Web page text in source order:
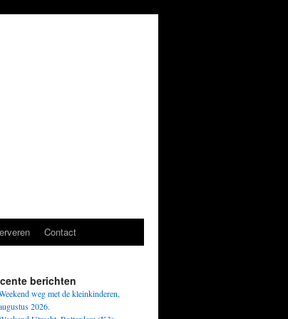
Contact
berichten
weg met de kleinkinderen,
2026.